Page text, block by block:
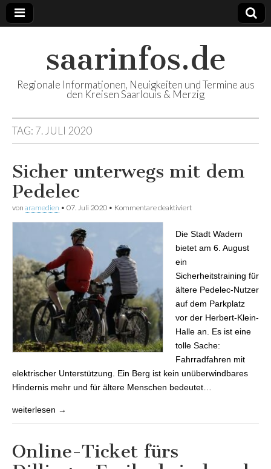
saarinfos.de
Regionale Informationen, Neuigkeiten und Termine aus
den Kreisen Saarlouis & Merzig
TAG: 7. JULI 2020
Sicher unterwegs mit dem
Pedelec
von aramedien • 07. Juli 2020 • Kommentare deaktiviert
Die Stadt Wadern
bietet am 6. August
ein
Sicherheitstraining für
ältere Pedelec-Nutzer
auf dem Parkplatz
vor der Herbert-Klein-
Halle an. Es ist eine
tolle Sache:
Fahrradfahren mit
elektrischer Unterstützung. Ein Berg ist kein unüberwindbares
Hindernis mehr und für ältere Menschen bedeutet…
weiterlesen →
Online-Ticket fürs